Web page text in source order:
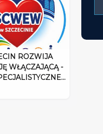
ROZWIJA
WŁĄCZAJĄCĄ -